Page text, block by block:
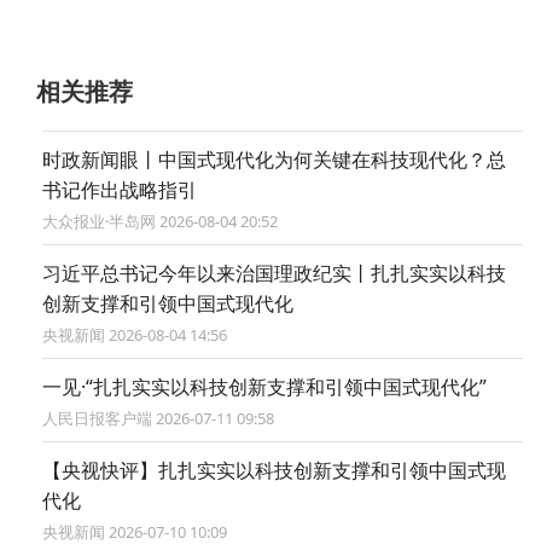
相关推荐
时政新闻眼丨中国式现代化为何关键在科技现代化？总
书记作出战略指引
大众报业·半岛网 2026-08-04 20:52
习近平总书记今年以来治国理政纪实丨扎扎实实以科技
创新支撑和引领中国式现代化
央视新闻 2026-08-04 14:56
一见·“扎扎实实以科技创新支撑和引领中国式现代化”
人民日报客户端 2026-07-11 09:58
【央视快评】扎扎实实以科技创新支撑和引领中国式现
代化
央视新闻 2026-07-10 10:09